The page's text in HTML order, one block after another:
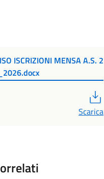
ISCRIZIONI MENSA A.S. 2
Scarica